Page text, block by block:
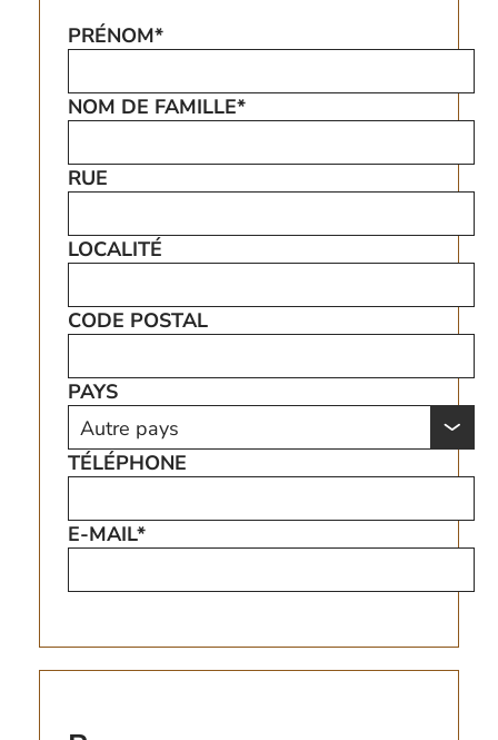
PRÉNOM*
NOM DE FAMILLE*
RUE
LOCALITÉ
CODE POSTAL
PAYS
TÉLÉPHONE
E-MAIL*